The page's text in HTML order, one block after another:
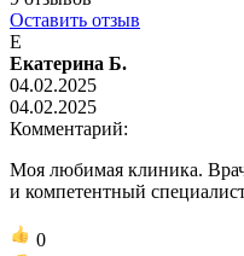
Оставить отзыв
Е
Екатерина Б.
04.02.2025
04.02.2025
Комментарий:
Моя любимая клиника.
и компетентный
0